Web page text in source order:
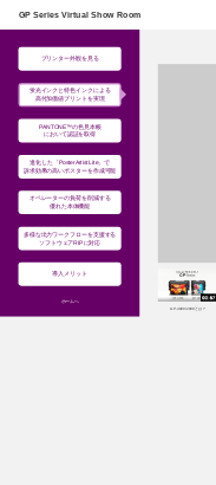
GP Series Virtual Show Room
プリンター外観を見る
蛍光インクと特色インクによる
高付加価値プリントを実現
PANTONE™の色見本帳
において認証を取得
進化した「PosterArtist Lite」で
訴求効果の高いポスターを作成可能
オペレーターの負荷を削減する
優れた本体機能
多様な出力ワークフローを支援する
ソフトウェアRIPに対応
導入メリット
ホームへ
GP-4000/2000とは?